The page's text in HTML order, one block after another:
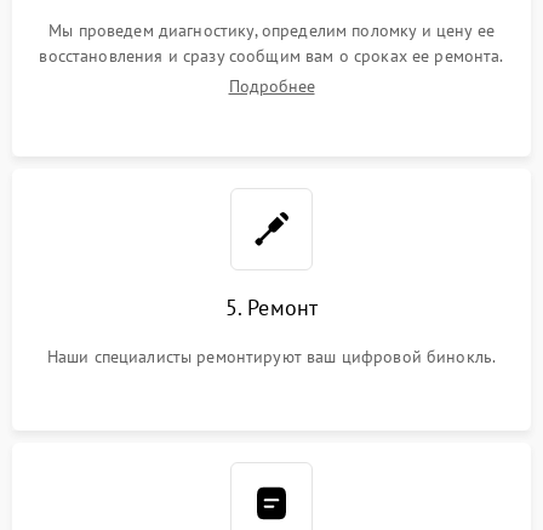
Мы проведем диагностику, определим поломку и цену ее
восстановления и сразу сообщим вам о сроках ее ремонта.
Подробнее
5. Ремонт
Наши специалисты ремонтируют ваш цифровой бинокль.